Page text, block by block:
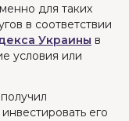
для таких
в соответствии
Украины в
условия или
его